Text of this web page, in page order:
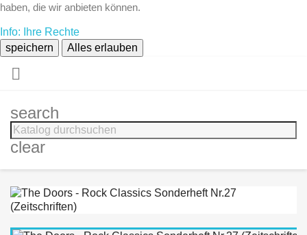
haben, die wir anbieten können.
Info: Ihre Rechte
speichern
Alles erlauben

search
clear